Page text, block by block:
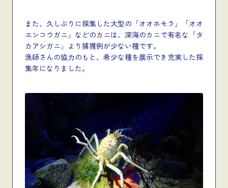
また、久しぶりに採集した大型の「オオホモラ」「オオ
エンコウガニ」などのカニは、深海のカニで有名な「タ
カアシガニ」より捕獲例が少ない種です。
漁師さんの協力のもと、希少な種を展示でき充実した採
集年になりました。